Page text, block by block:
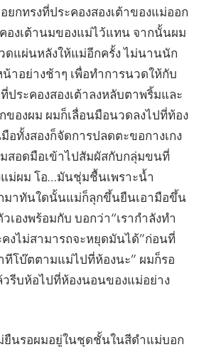
ยกทรงที่ประคองสองเต้าของแม่ออก
องเต้านมของแม่ไว้แทน จากนั้นผม
แผ่นหลังให้แม่อีกครั้ง ไม่นานนัก
าอย่างช้าๆ เพื่อทำการนวดให้กับ
ระคองสองเต้าลงหลับตาพริ้มและ
ของผม ผมก็เลื่อนมือนวดลงไปที่ท้อง
ทั้งสองก็จัดการปลดตะขอกางเกง
สอดมือเข้าไปสัมผัสกับกลุ่มขนที่
ม่ผม โอ…มันชุ่มชื้นเพราะน้ำ
มาทันใดนั้นแม่ก็ลุกขึ้นยืนเอามือขึ้น
เองพร้อมกับ บอกว่า“เรากำลังทำ
คงไม่สามารถจะหยุดมันได้”ก่อนที่
ทีโบ๊ตตามแม่ไปที่ห้องนะ” ผมก็รอ
รีบห้อไปที่ห้องนอนของแม่อย่าง
ยืนรอผมอยู่ในชุดชั้นในสีดำแม่บอก